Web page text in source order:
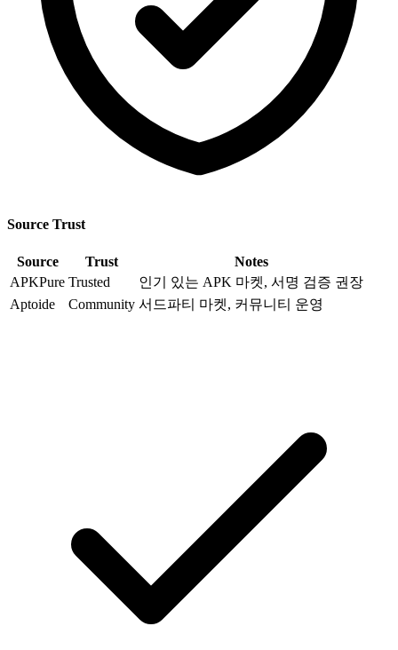
Source Trust
Source Trust
Notes
APKPure Trusted
인기 있는 APK 마켓, 서명 검증 권장
Aptoide
Community 서드파티 마켓, 커뮤니티 운영